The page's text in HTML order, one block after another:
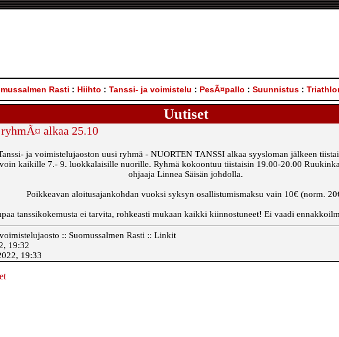
Rasti : Hiihto : Tanssi- ja voimistelu : PesÃ¤pallo : Suunnistus :
Uutiset
alkaa 25.10
ja voimistelujaoston uusi ryhmä - NUORTEN TANSSI alkaa syysloman jälkeen
kaikille 7.- 9. luokkalaisille nuorille. Ryhmä kokoontuu tiistaisin 19.00-20.00
ohjaaja Linnea Säisän johdolla.
Poikkeavan aloitusajankohdan vuoksi syksyn osallistumismaksu vain 10€ (norm.
tanssikokemusta ei tarvita, rohkeasti mukaan kaikki kiinnostuneet! Ei vaadi
:: Suomussalmen Rasti :: Linkit
19:32
19:33